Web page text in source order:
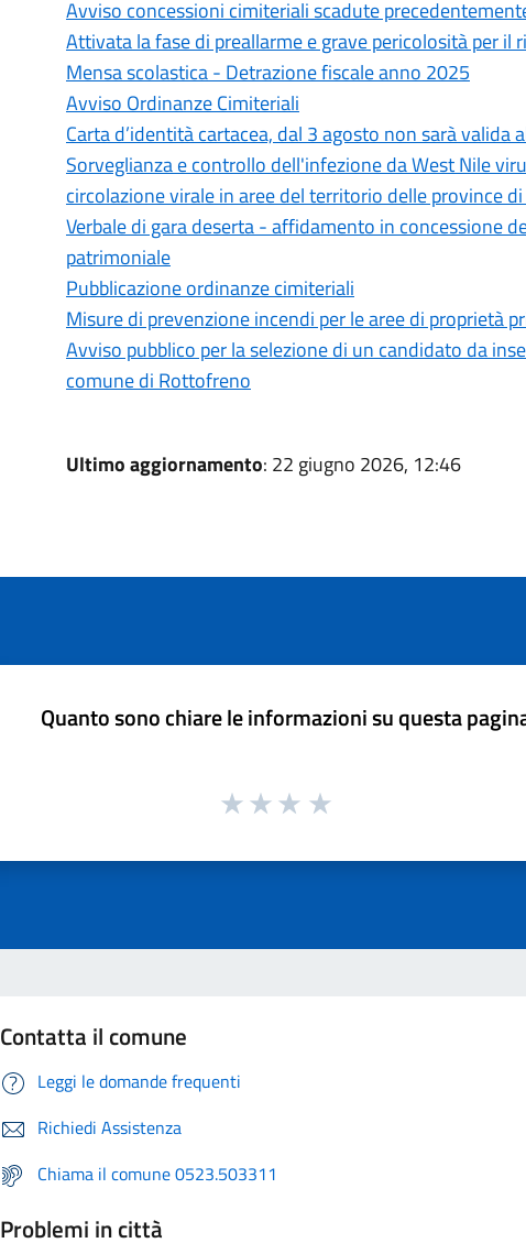
Avviso concessioni cimiteriali scadute
Attivata la fase di preallarme e grave pericolosità per il
Mensa scolastica - Detrazione fiscale anno 2025
Avviso Ordinanze Cimiteriali
Carta d’identità cartacea, dal 3 agosto non sarà valida
Sorveglianza e controllo dell'infezione da West Nile
circolazione virale in aree del territorio delle province di
Verbale di gara deserta - affidamento in concessione
patrimoniale
Pubblicazione ordinanze cimiteriali
Misure di prevenzione incendi per le aree di proprietà
Avviso pubblico per la selezione di un candidato da
comune di Rottofreno
Ultimo aggiornamento: 22 giugno 2026, 12:46
Quanto sono chiare le informazioni su questa
Contatta il comune
Leggi le domande frequenti
Richiedi Assistenza
Chiama il comune 0523.503311
Problemi in città